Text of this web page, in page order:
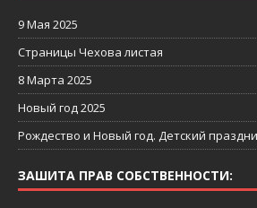
9 Мая 2025
Страницы Чехова листая
8 Марта 2025
Новый год 2025
Рождество и Новый год. Детский
ЗАШИТА ПРАВ СОБСТВЕННОСТИ: